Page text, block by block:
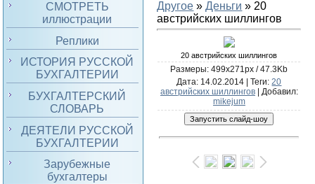
СМОТРЕТЬ
иллюстрации
Реплики
ИСТОРИЯ РУССКОЙ
БУХГАЛТЕРИИ
БУХГАЛТЕРСКИЙ
СЛОВАРЬ
ДЕЯТЕЛИ РУССКОЙ
БУХГАЛТЕРИИ
Зарубежные
бухгалтеры
Другое »Деньги » 20
австрийских шиллингов
20 австрийских шиллингов
Размеры: 499x271px / 47.3Kb
Дата: 14.02.2014 |Теги:20
австрийских шиллингов| Добавил:
mikejum